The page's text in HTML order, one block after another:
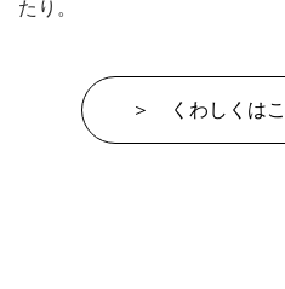
たり。
＞ くわしくは